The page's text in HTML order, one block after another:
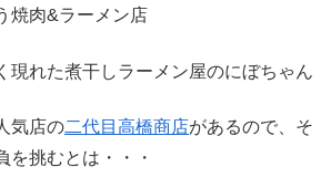
焼肉&ラーメン店
現れた煮干しラーメン屋のにぼちゃん
気店の二代目高橋商店があるので、そ
を挑むとは・・・